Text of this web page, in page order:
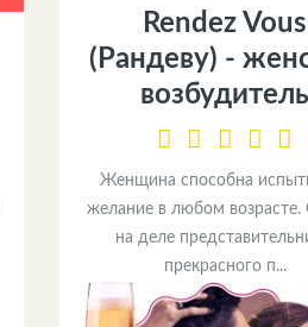
Rendez Vous
(Рандеву) -
возбудитель
Женщина способна
желание в любом возрасте.
на деле
прекрасного п...